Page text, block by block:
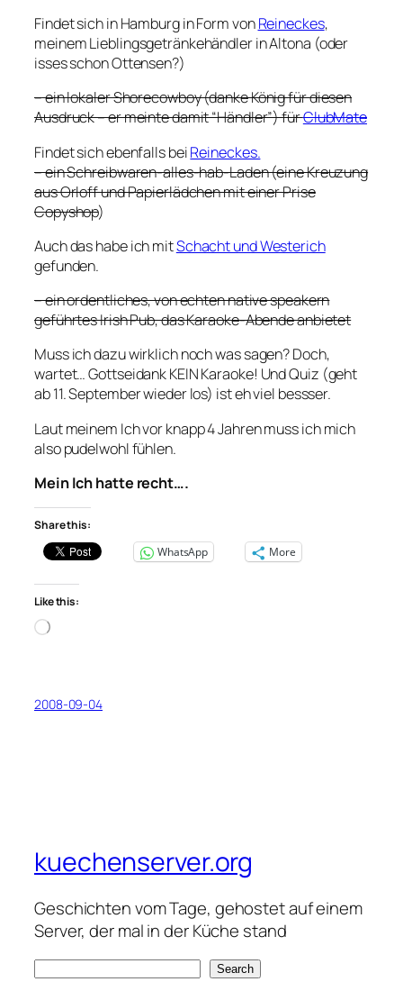
Findet sich in Hamburg in Form vonReineckes,
meinem Lieblingsgetränkehändler in Altona (oder
isses schon Ottensen?)
–ein lokaler Shorecowboy (danke König für diesen
Ausdruck – er meinte damit “Händler”) fürClubMate
Findet sich ebenfalls beiReineckes.
– ein Schreibwaren-alles-hab-Laden (eine Kreuzung
aus Orloff und Papierlädchen mit einer Prise
Copyshop)
Auch das habe ich mitSchacht und Westerich
gefunden.
– ein ordentliches, von echten native speakern
geführtes Irish Pub, das Karaoke-Abende anbietet
Muss ich dazu wirklich noch was sagen? Doch,
wartet… Gottseidank KEIN Karaoke! Und Quiz (geht
ab 11. September wieder los) ist eh viel bessser.
Laut meinem Ich vor knapp 4 Jahren muss ich mich
also pudelwohl fühlen.
Mein Ich hatte recht….
Share this:
WhatsApp
More
Like this:
Loading…
2008-09-04
kuechenserver.org
Geschichten vom Tage, gehostet auf einem
Server, der mal in der Küche stand
Search